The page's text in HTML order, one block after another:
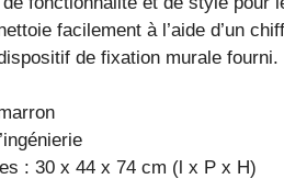
facilement à l’aide d’un
de fixation murale fourni.
: 30 x 44 x 74 cm (l x P x H)